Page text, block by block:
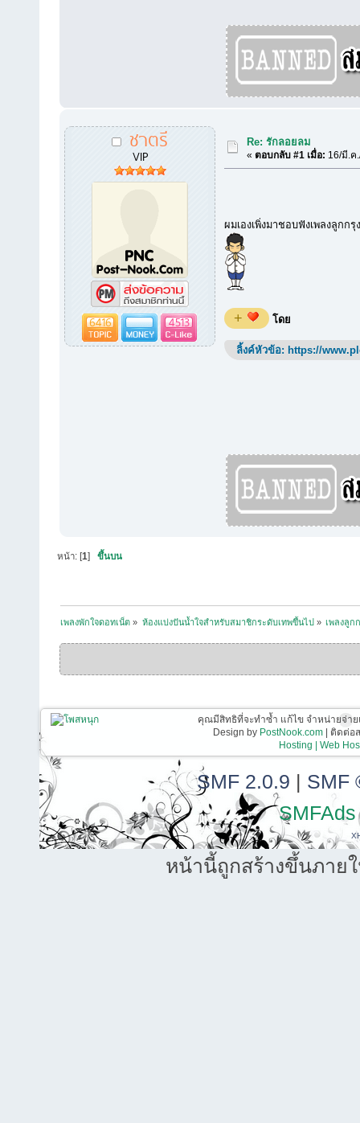
ชาตรี
VIP
6416 4513
Re: รักลอยลม
«ตอบกลับ #1 เมื่อ: 16/มี.ค
ผมเองเพิ่งมาชอบฟังเพลงลูกก
+ โดย
ลิ้งค์หัวข้อ: https://
หน้า: [1 ]ขึ้นบน
เพลงพักใจดอทเน็ต » ห้องแบ่งปันน้ำใจสำหรับสมาชิกระดับเทพขึ้นไป » เพลงลูก
คุณมีสิทธิที่จะทำซ้ำ แก้ไข จำหน่ายจ่า
Design by PostNook.com| ติดต่อส
Hosting | Web
SMF 2.0.9 | SMF
SMFAds
หน้านี้ถูกสร้างขึ้นภาย